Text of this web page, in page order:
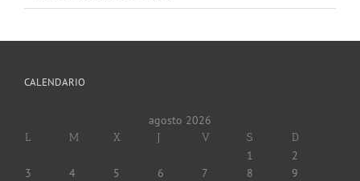
CALENDARIO
agosto 2026
L M X J V S D
1
2
3
4 5 6 7 8
9